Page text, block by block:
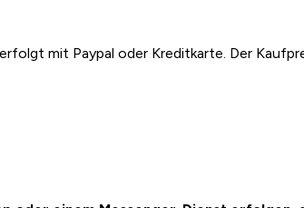
mit Paypal oder Kreditkarte. Der